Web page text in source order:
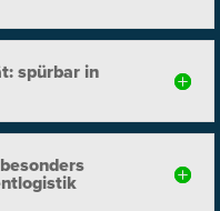
spürbar in